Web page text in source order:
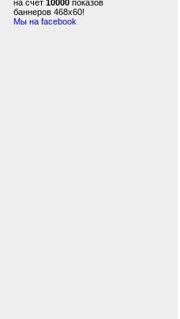
на счет 10000 показов
баннеров 468x60!
Мы на facebook